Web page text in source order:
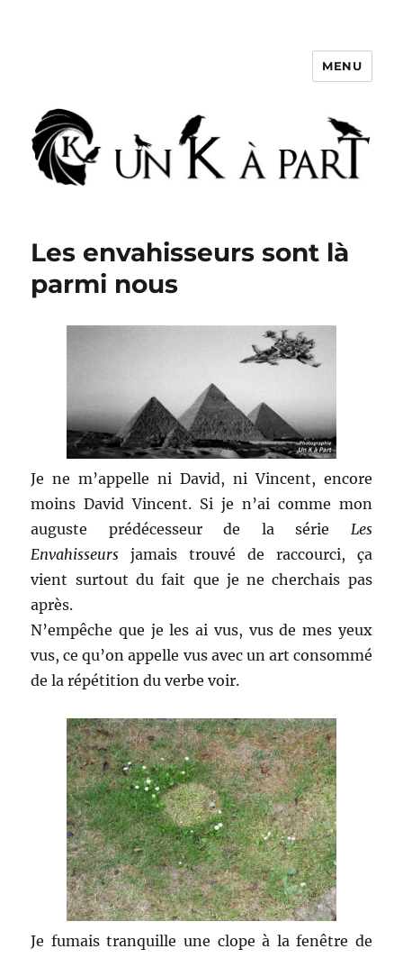
MENU
Les envahisseurs sont là
parmi nous
Je ne m’appelle ni David, ni Vincent, encore
moins David Vincent. Si je n’ai comme mon
auguste prédécesseur de la série Les
Envahisseurs jamais trouvé de raccourci, ça
vient surtout du fait que je ne cherchais pas
après.
N’empêche que je les ai vus, vus de mes yeux
vus, ce qu’on appelle vus avec un art consommé
de la répétition du verbe voir.
Je fumais tranquille une clope à la fenêtre de